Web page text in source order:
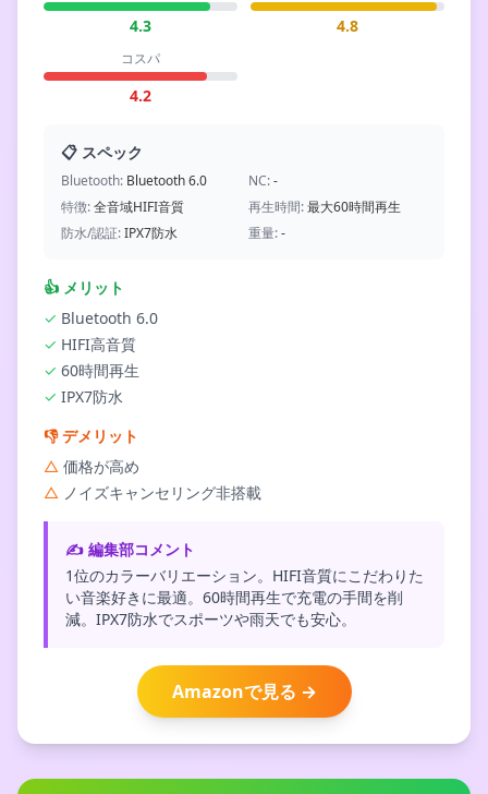
4.3 4.8
コスパ
4.2
📋 スペック
Bluetooth: Bluetooth 6.0 NC:-
特徴:全音域HIFI音質 再生時間:最大60時間再生
防水/認証:IPX7防水 重量:-
👍 メリット
✓ Bluetooth 6.0
✓ HIFI高音質
✓ 60時間再生
✓ IPX7防水
👎 デメリット
△ 価格が高め
△ ノイズキャンセリング非搭載
✍️ 編集部コメント
1位のカラーバリエーション。HIFI音質にこだわりた
い音楽好きに最適。60時間再生で充電の手間を削
減。IPX7防水でスポーツや雨天でも安心。
Amazonで見る →